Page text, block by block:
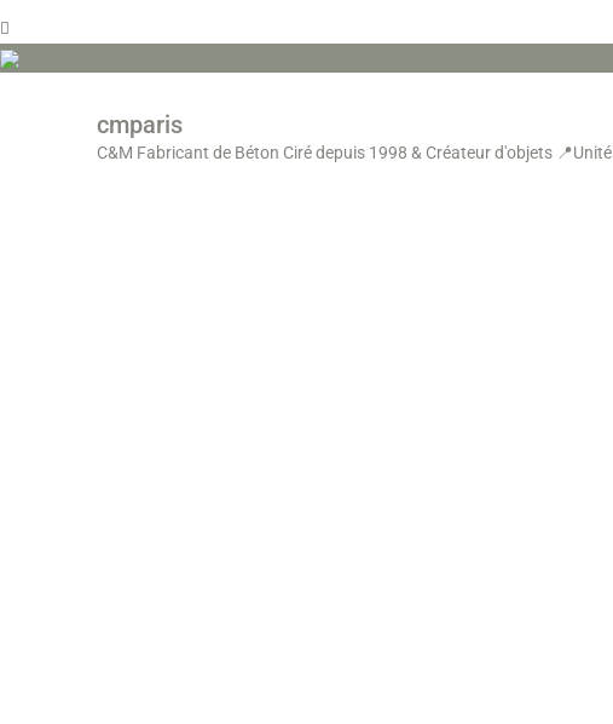
cmparis
C&M Fabricant de Béton Ciré depuis 1998 & Créateur d'objets